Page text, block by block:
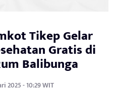
Tikep Gelar
Gratis di
Balibunga
2025 - 10:29 WIT